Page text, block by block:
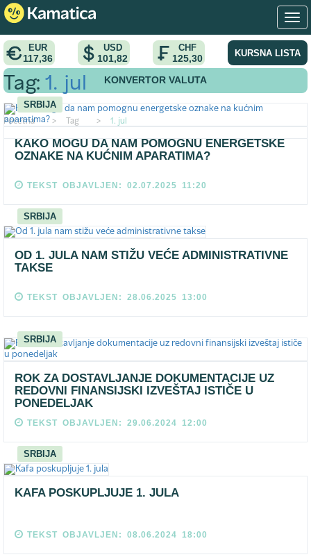
EUR
117,36
USD
101,82
CHF
125,30 KURSNA LISTA
KONVERTOR VALUTA
Pocetna > Tag > 1. jul
Tag: 1. jul
SRBIJA
KAKO MOGU DA NAM POMOGNU ENERGETSKE
OZNAKE NA KUĆNIM APARATIMA?
TEKST OBJAVLJEN: 02.07.2025 11:20
SRBIJA
OD 1. JULA NAM STIŽU VEĆE ADMINISTRATIVNE
TAKSE
TEKST OBJAVLJEN: 28.06.2025 13:00
SRBIJA
ROK ZA DOSTAVLЈANJE DOKUMENTACIJE UZ
REDOVNI FINANSIJSKI IZVEŠTAJ ISTIČE U
PONEDELJAK
TEKST OBJAVLJEN: 29.06.2024 12:00
SRBIJA
KAFA POSKUPLJUJE 1. JULA
TEKST OBJAVLJEN: 08.06.2024 18:00